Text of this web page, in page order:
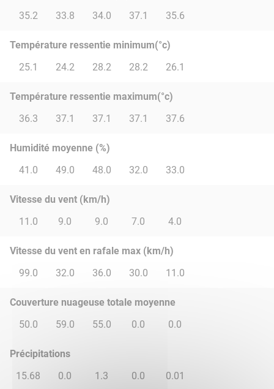
35.2
33.8 34.0 37.1 35.6
Température ressentie minimum(°c)
25.1
24.2 28.2 28.2 26.1
Température ressentie maximum(°c)
36.3
37.1 37.1 37.1 37.6
Humidité moyenne (%)
41.0
49.0 48.0 32.0 33.0
Vitesse du vent (km/h)
11.0
9.0 9.0 7.0 4.0
Vitesse du vent en rafale max (km/h)
99.0
32.0 36.0 30.0 11.0
Couverture nuageuse totale moyenne
50.0
59.0 55.0 0.0 0.0
Précipitations
15.68
0.0 1.3 0.0 0.01